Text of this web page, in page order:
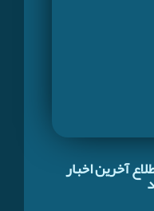
آخرین اخبار